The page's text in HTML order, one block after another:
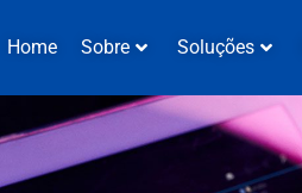
Home Sobre Soluções